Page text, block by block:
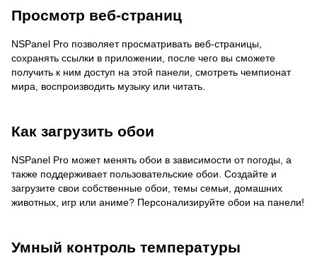
Просмотр веб-страниц
NSPanel Pro позволяет просматривать веб-страницы,
сохранять ссылки в приложении, после чего вы сможете
получить к ним доступ на этой панели, смотреть чемпионат
мира, воспроизводить музыку или читать.
Как загрузить обои
NSPanel Pro может менять обои в зависимости от погоды, а
также поддерживает пользовательские обои. Создайте и
загрузите свои собственные обои, темы семьи, домашних
животных, игр или аниме? Персонализируйте обои на панели!
Умный контроль температуры